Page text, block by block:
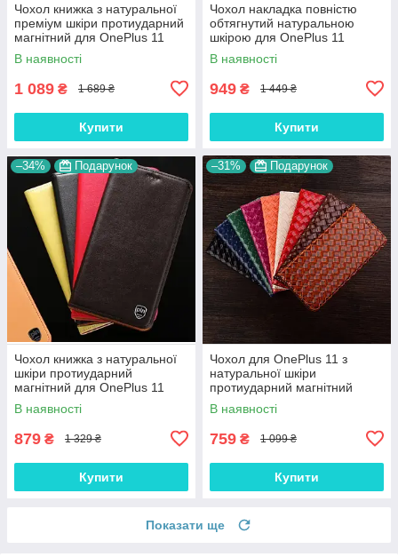
Чохол книжка з натуральної
преміум шкіри протиударний
магнітний для OnePlus 11
"CROCODILE"
В наявності
1 089 ₴ 1 689 ₴
Купити
Чохол накладка повністю
обтягнутий натуральною
шкірою для OnePlus 11
"SIGNATURE"
В наявності
949 ₴ 1 449 ₴
Купити
–34% Подарунок
Чохол книжка з натуральної
шкіри протиударний
магнітний для OnePlus 11
"CLASIC"
В наявності
879 ₴ 1 329 ₴
Купити
–31% Подарунок
Чохол для OnePlus 11 з
натуральної шкіри
протиударний магнітний
книжка з підставкою
"VENETTA"
В наявності
759 ₴ 1 099 ₴
Купити
Показати ще